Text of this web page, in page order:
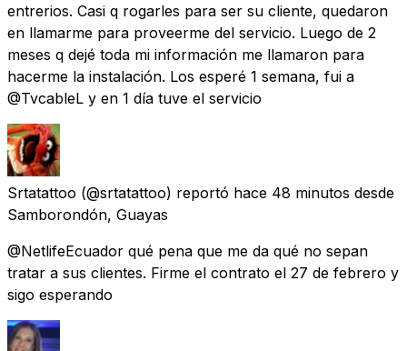
entrerios. Casi q rogarles para ser su cliente, quedaron
en llamarme para proveerme del servicio. Luego de 2
meses q dejé toda mi información me llamaron para
hacerme la instalación. Los esperé 1 semana, fui a
@TvcableL y en 1 día tuve el servicio
Srtatattoo (@srtatattoo) reportó hace 48 minutos desde
Samborondón, Guayas
@NetlifeEcuador qué pena que me da qué no sepan
tratar a sus clientes. Firme el contrato el 27 de febrero y
sigo esperando